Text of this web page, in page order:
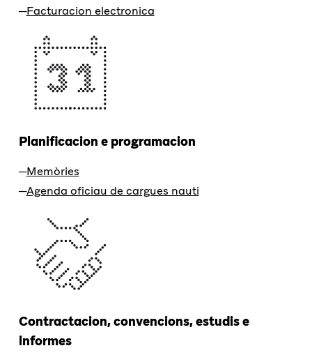
Facturacion electronica
Planificacion e programacion
Memòries
Agenda oficiau de cargues nauti
Contractacion, convencions, estudis e
informes